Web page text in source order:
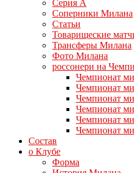
Серия А
Соперники Милана
Статьи
Товарищеские
Трансферы Милана
Фото Милана
россонери на
Чемпионат
Чемпионат
Чемпионат
Чемпионат
Чемпионат
Чемпионат
Состав
о Клубе
Форма